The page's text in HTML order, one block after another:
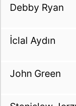
Debby Ryan
İclal Aydın
John Green